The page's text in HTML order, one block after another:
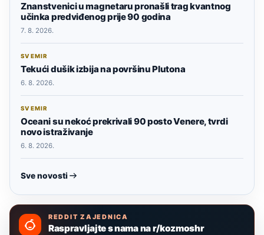
Znanstvenici u magnetaru pronašli trag kvantnog
učinka predviđenog prije 90 godina
7. 8. 2026.
SVEMIR
Tekući dušik izbija na površinu Plutona
6. 8. 2026.
SVEMIR
Oceani su nekoć prekrivali 90 posto Venere, tvrdi
novo istraživanje
6. 8. 2026.
Sve novosti
REDDIT ZAJEDNICA
Raspravljajte s nama na r/kozmoshr